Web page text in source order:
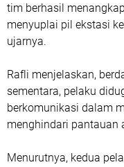
tim berhasil
menyuplai pil ekstasi
ujarnya.
Rafli menjelaskan,
sementara, pelaku
berkomunikasi dalam
menghindari pantauan
Menurutnya, kedua